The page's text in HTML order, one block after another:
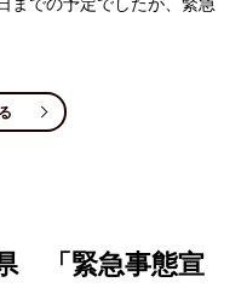
「緊急事態宣